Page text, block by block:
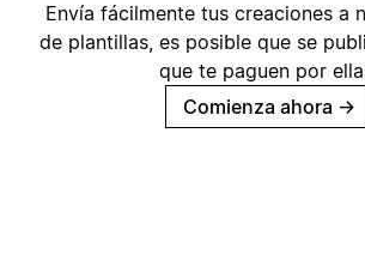
Envía fácilmente tus creaciones a
de plantillas, es posible que se
que te paguen por
Comienza ahora →